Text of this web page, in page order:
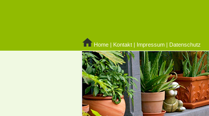
Home | Kontakt | Impressum | Datenschutz